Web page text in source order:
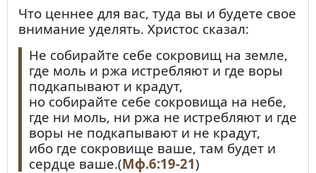
Что ценнее для вас, туда вы и будете свое
внимание уделять. Христос сказал:
Не собирайте себе сокровищ на земле,
где моль и ржа истребляют и где воры
подкапывают и крадут,
но собирайте себе сокровища на небе,
где ни моль, ни ржа не истребляют и где
воры не подкапывают и не крадут,
ибо где сокровище ваше, там будет и
сердце ваше.(Мф.6:19-21)